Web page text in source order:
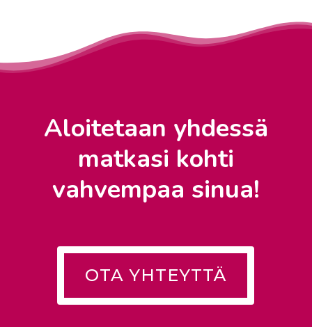
Aloitetaan yhdessä
matkasi kohti
vahvempaa sinua!
OTA YHTEYTTÄ